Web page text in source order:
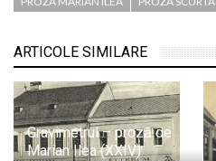
ARTICOLE SIMILARE
Gravimetrul – proză de
Marian Ilea (XXIV)